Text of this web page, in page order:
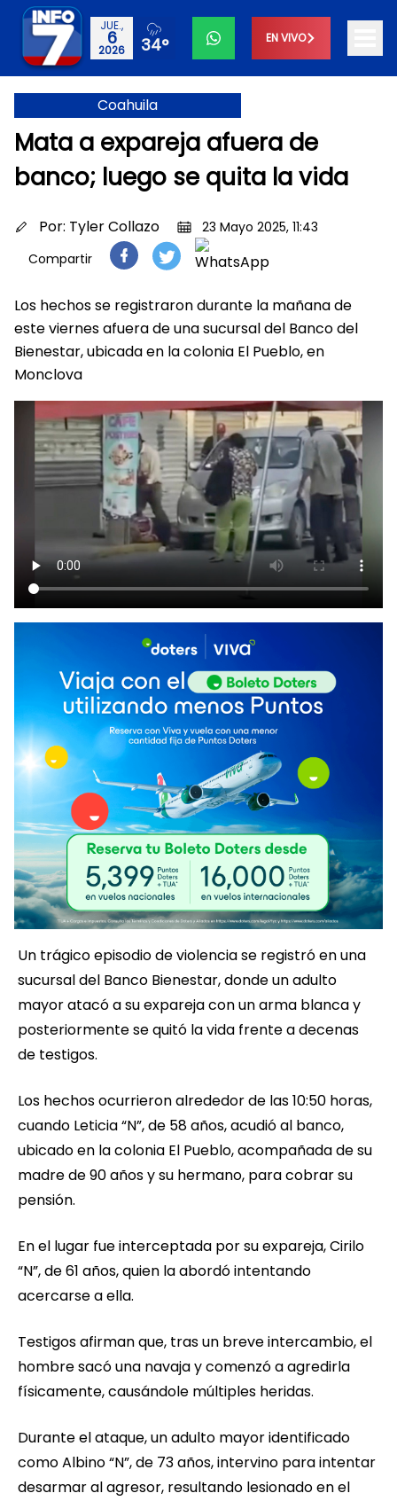
JUE.,
6
2026 34° EN VIVO
Coahuila
Mata a expareja afuera de
banco; luego se quita la vida
Por: Tyler Collazo
23 Mayo 2025, 11:43
Compartir
Los hechos se registraron durante la mañana de
este viernes afuera de una sucursal del Banco del
Bienestar, ubicada en la colonia El Pueblo, en
Monclova
Un trágico episodio de violencia se registró en una
sucursal del Banco Bienestar, donde un adulto
mayor atacó a su expareja con un arma blanca y
posteriormente se quitó la vida frente a decenas
de testigos.
Los hechos ocurrieron alrededor de las 10:50 horas,
cuando Leticia “N”, de 58 años, acudió al banco,
ubicado en la colonia El Pueblo, acompañada de su
madre de 90 años y su hermano, para cobrar su
pensión.
En el lugar fue interceptada por su expareja, Cirilo
“N”, de 61 años, quien la abordó intentando
acercarse a ella.
Testigos afirman que, tras un breve intercambio, el
hombre sacó una navaja y comenzó a agredirla
físicamente, causándole múltiples heridas.
Durante el ataque, un adulto mayor identificado
como Albino “N”, de 73 años, intervino para intentar
desarmar al agresor, resultando lesionado en el